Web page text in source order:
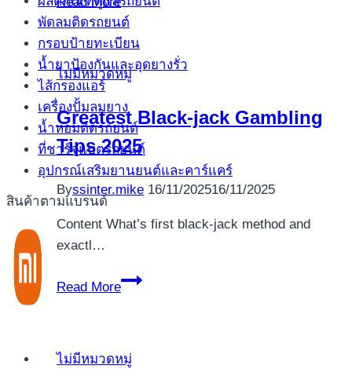
พัดลมติดรถยนต์
กรอบป้ายทะเบียน
น้ำยาป้องกันและอุดยางรั่ว
ไส้กรองแอร์
เครื่องปั้มลมยาง
น้ำหอมติดรถยนต์
ที่ชาร์จแบตรถยนต์
อุปกรณ์เสริมยานยนต์และคาร์แคร์
สินค้าตามแบรนด์
Bonus
and
50
Freispiele
ไม่มีหมวดหมู่
Greatest Black-jack Gambling
Tips 2025
Byssinter.mike 16/11/202516/11/2025
Content What’s first black-jack method and
exactl…
Read More
Greatest
Tips
ไม่มีหมวดหมู่